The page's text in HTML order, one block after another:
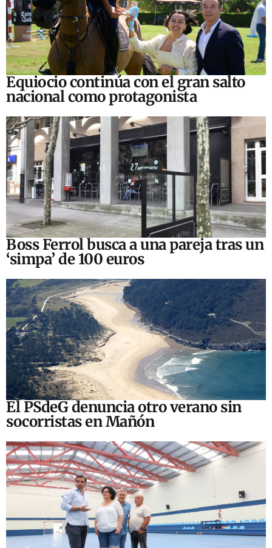
Equiocio continúa con el gran salto
nacional como protagonista
Boss Ferrol busca a una pareja tras un
‘simpa’ de 100 euros
El PSdeG denuncia otro verano sin
socorristas en Mañón